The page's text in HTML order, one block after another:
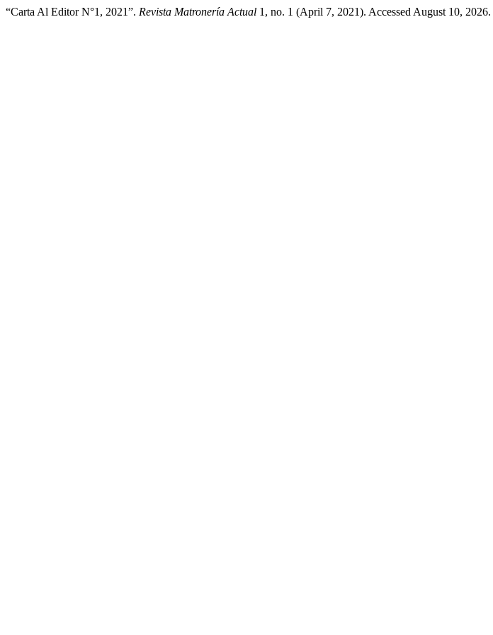
“Carta Al Editor N°1, 2021”. Revista Matronería Actual 1, no. 1 (April 7, 2021). Accessed August 10, 2026.